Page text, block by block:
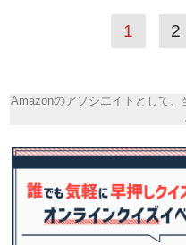
1 2
Amazonのアソシエイトとして